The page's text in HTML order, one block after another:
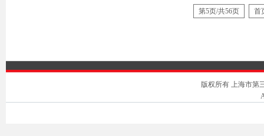
第5页/共56页 首
版权所有 上海市第